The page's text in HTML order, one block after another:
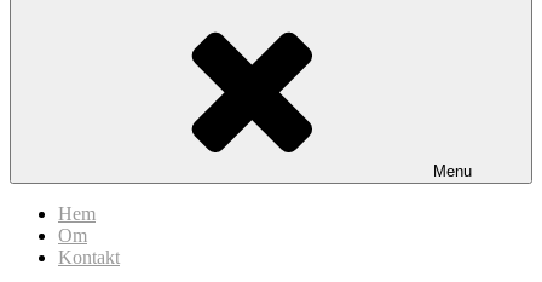
Menu
Hem
Om
Kontakt